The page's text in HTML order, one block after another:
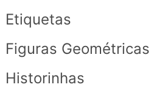
Etiquetas
Figuras Geométricas
Historinhas